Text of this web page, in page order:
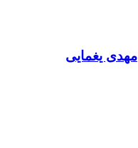
مهدی یغمایی